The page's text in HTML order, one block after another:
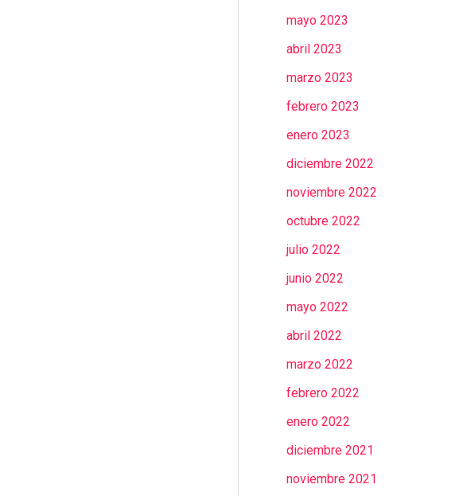
mayo 2023
abril 2023
marzo 2023
febrero 2023
enero 2023
diciembre 2022
noviembre 2022
octubre 2022
julio 2022
junio 2022
mayo 2022
abril 2022
marzo 2022
febrero 2022
enero 2022
diciembre 2021
noviembre 2021